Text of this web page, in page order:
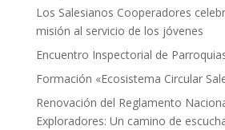
Los Salesianos Cooperadores
misión al servicio de los jóvenes
Encuentro Inspectorial de
Formación «Ecosistema Circular
Renovación del Reglamento
Exploradores: Un camino de